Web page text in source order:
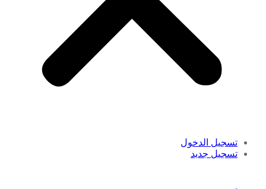
تسجيل الدخول
تسجيل جديد